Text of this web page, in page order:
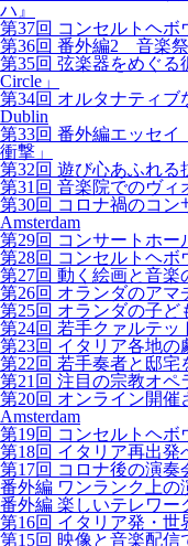
ハ』
第37回 コンセルトヘボ
第36回 番外編2 音楽
第35回 弦楽器をめぐる
Circle」
第34回 オルタナティ
Dublin
第33回 番外編エッセ
衝撃」
第32回 遊び心あふれる
第31回 音楽院でのヴ
第30回 コロナ禍のコン
Amsterdam
第29回 コンサートホー
第28回 コンセルトヘボ
第27回 動く絵画と音楽
第26回 オランダのアマ
第25回 オランダの子
第24回 若手クァルテッ
第23回 イタリア各地の
第22回 若手奏者と邸宅
第21回 注目の宗教オペ
第20回 オンライン開
Amsterdam
第19回 コンセルトヘボ
第18回 イタリア再出
第17回 コロナ後の演奏
番外編 ワンランク上の
番外編 楽しいテレワー
第16回 イタリア発・
第15回 映像と音楽配信